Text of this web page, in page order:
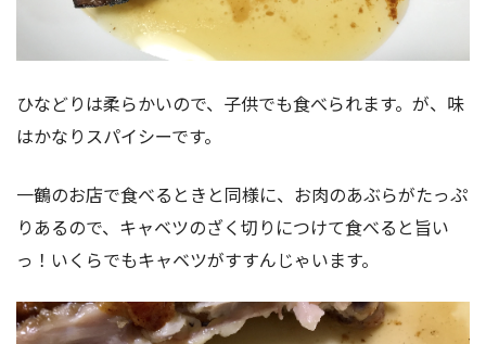
ひなどりは柔らかいので、子供でも食べられます。が、味
はかなりスパイシーです。
一鶴のお店で食べるときと同様に、お肉のあぶらがたっぷ
りあるので、キャベツのざく切りにつけて食べると旨い
っ！いくらでもキャベツがすすんじゃいます。